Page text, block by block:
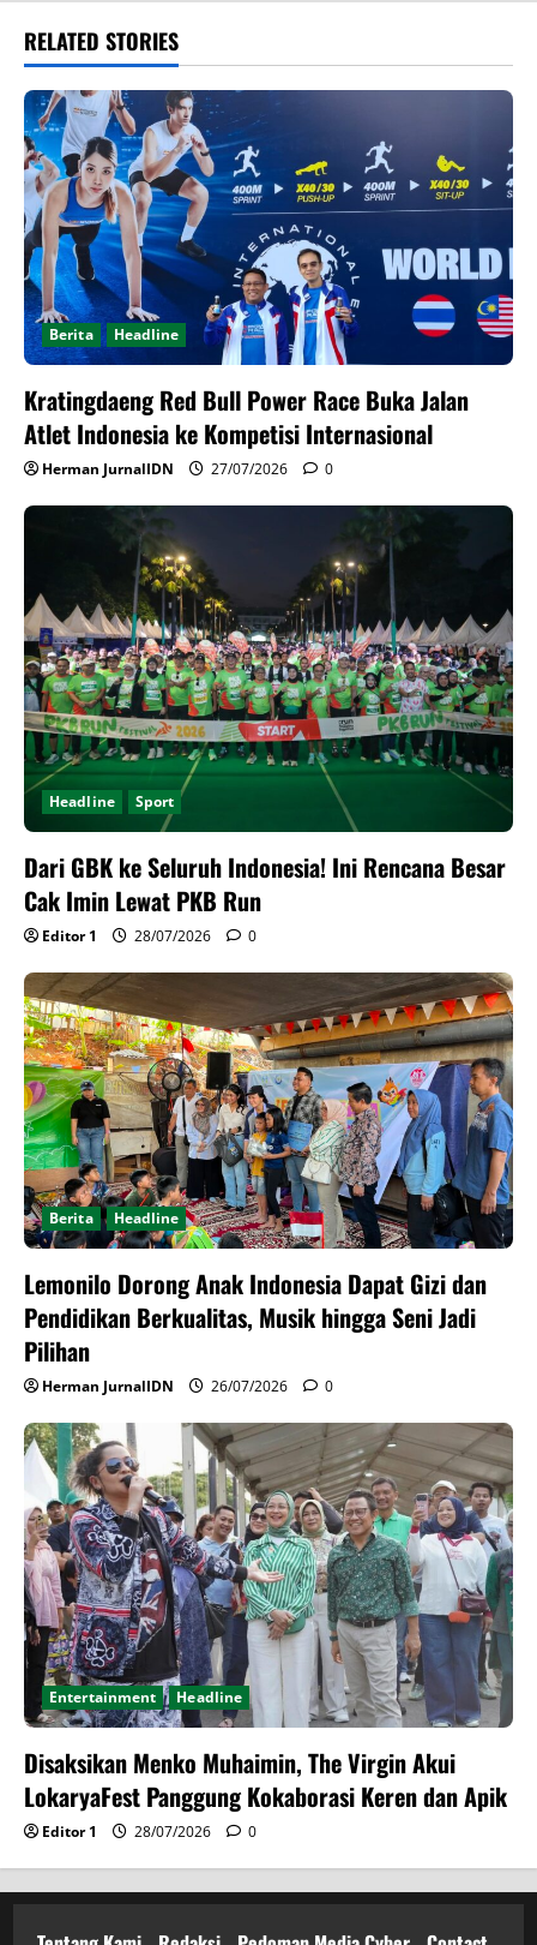
RELATED STORIES
Berita Headline
Kratingdaeng Red Bull Power Race Buka Jalan
Atlet Indonesia ke Kompetisi Internasional
Herman JurnalIDN 27/07/2026 0
Headline Sport
Dari GBK ke Seluruh Indonesia! Ini Rencana Besar
Cak Imin Lewat PKB Run
Editor 1 28/07/2026 0
Berita Headline
Lemonilo Dorong Anak Indonesia Dapat Gizi dan
Pendidikan Berkualitas, Musik hingga Seni Jadi
Pilihan
Herman JurnalIDN 26/07/2026 0
Entertainment Headline
Disaksikan Menko Muhaimin, The Virgin Akui
LokaryaFest Panggung Kokaborasi Keren dan Apik
Editor 1 28/07/2026 0